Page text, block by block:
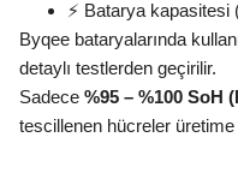
⚡ Batarya kapasitesi
Byqee bataryalarında
detaylı testlerden geçirilir.
Sadece %95 – %100 SoH
tescillenen hücreler üretime